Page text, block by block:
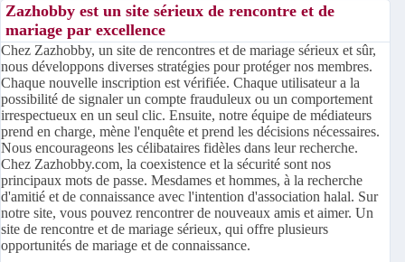
Zazhobby est un site sérieux de rencontre et de
mariage par excellence
Chez Zazhobby, un site de rencontres et de mariage sérieux et sûr,
nous développons diverses stratégies pour protéger nos membres.
Chaque nouvelle inscription est vérifiée. Chaque utilisateur a la
possibilité de signaler un compte frauduleux ou un comportement
irrespectueux en un seul clic. Ensuite, notre équipe de médiateurs
prend en charge, mène l'enquête et prend les décisions nécessaires.
Nous encourageons les célibataires fidèles dans leur recherche.
Chez Zazhobby.com, la coexistence et la sécurité sont nos
principaux mots de passe. Mesdames et hommes, à la recherche
d'amitié et de connaissance avec l'intention d'association halal. Sur
notre site, vous pouvez rencontrer de nouveaux amis et aimer. Un
site de rencontre et de mariage sérieux, qui offre plusieurs
opportunités de mariage et de connaissance.